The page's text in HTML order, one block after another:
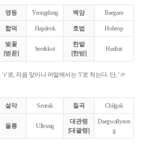
영동 Yeongdong 백암 Baegam
합덕 Hapdeok 호법 Hobeop
벚꽃
[벋꼳]
beotkkot
한밭
[한받]
Hanbat
로, 자음 앞이나 어말에서는 ‘l’로 적는다. 단, ‘ㄹ
설악 Seorak 칠곡 Chilgok
울릉 Ulleung
대관령
[대괄령]
Daegwallyeon
g